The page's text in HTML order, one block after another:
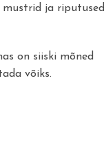
ja riputused
on siiski mõned
võiks.